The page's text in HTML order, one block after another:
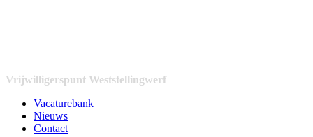
Vrijwilligerspunt Weststellingwerf
Vacaturebank
Nieuws
Contact